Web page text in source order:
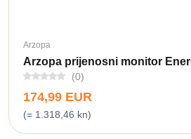
Arzopa
Arzopa prijenosni monitor
(0)
174,99 EUR
(= 1.318,46 kn)